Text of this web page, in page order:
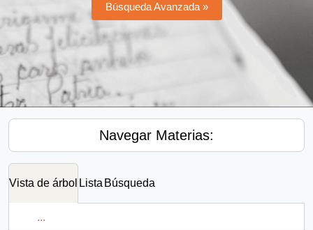
Búsqueda Avanzada »
Navegar Materias:
Vista de árbol Lista Búsqueda
...